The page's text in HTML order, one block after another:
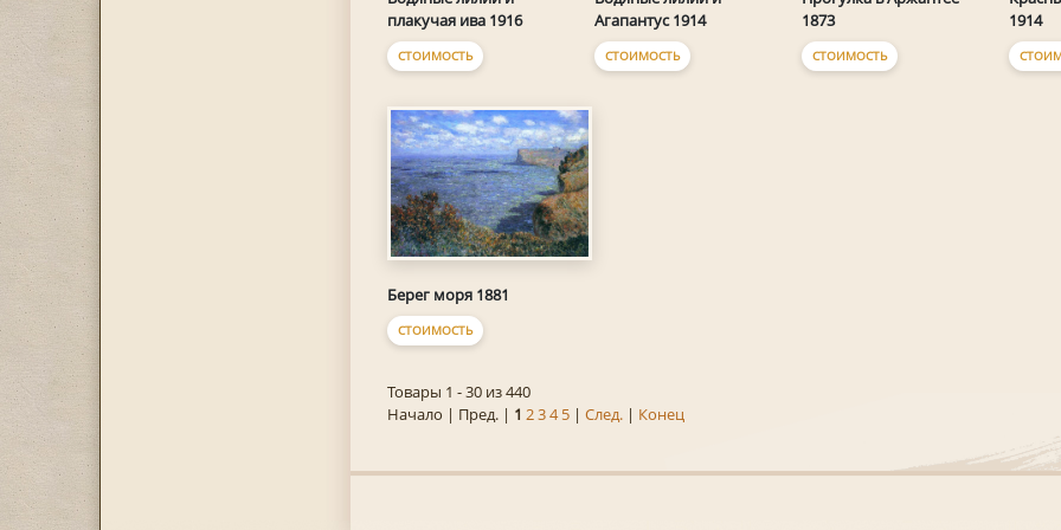
плакучая ива 1916
СТОИМОСТЬ
Агапантус 1914
СТОИМОСТЬ
1873
СТОИМОСТЬ
1914
Берег моря 1881
СТОИМОСТЬ
Товары 1 - 30 из 440
Начало | Пред. | 1 234 5| След.| Конец